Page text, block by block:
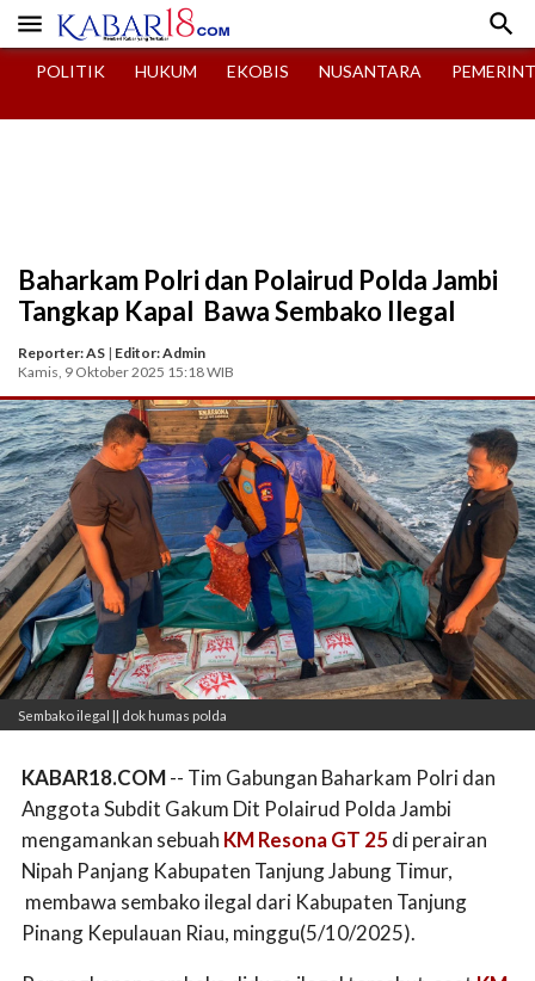
 
POLITIK HUKUM EKOBIS NUSANTARA
Baharkam Polri dan Polairud Polda Jambi
Tangkap Kapal Bawa Sembako Ilegal
Reporter: AS | Editor: Admin
Kamis, 9 Oktober 2025 15:18 WIB
Sembako ilegal || dok humas polda
KABAR18.COM-- Tim Gabungan Baharkam Polri dan
Anggota Subdit Gakum Dit Polairud Polda Jambi
mengamankan sebuah KM Resona GT 25di perairan
Nipah Panjang Kabupaten Tanjung Jabung Timur,
membawa sembako ilegal dari Kabupaten Tanjung
Pinang Kepulauan Riau, minggu(5/10/2025).